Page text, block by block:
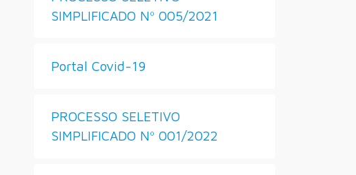
SIMPLIFICADO Nº 005/2021
Portal Covid-19
PROCESSO SELETIVO
SIMPLIFICADO Nº 001/2022